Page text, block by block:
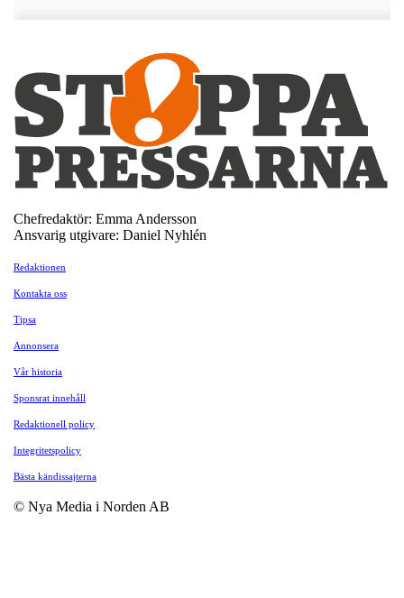
Chefredaktör: Emma Andersson
Ansvarig utgivare: Daniel Nyhlén
Redaktionen
Kontakta oss
Tipsa
Annonsera
Vår historia
Sponsrat innehåll
Redaktionell policy
Integritetspolicy
Bästa kändissajterna
© Nya Media i Norden AB